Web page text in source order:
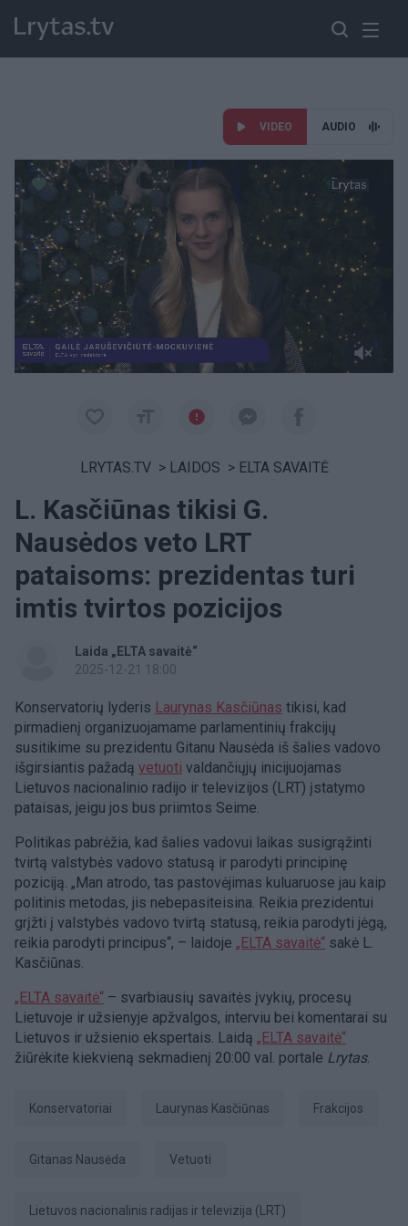
VIDEO AUDIO
Paremkite Ukrainą
LRYTAS.TV > LAIDOS > ELTA SAVAITĖ
L. Kasčiūnas tikisi G.
Nausėdos veto LRT
pataisoms: prezidentas turi
imtis tvirtos pozicijos
Laida „ELTA savaitė“
2025-12-21 18:00
Konservatorių lyderis Laurynas Kasčiūnas tikisi, kad
pirmadienį organizuojamame parlamentinių frakcijų
susitikime su prezidentu Gitanu Nausėda iš šalies vadovo
išgirsiantis pažadą vetuoti valdančiųjų inicijuojamas
Lietuvos nacionalinio radijo ir televizijos (LRT) įstatymo
pataisas, jeigu jos bus priimtos Seime.
Politikas pabrėžia, kad šalies vadovui laikas susigrąžinti
tvirtą valstybės vadovo statusą ir parodyti principinę
poziciją. „Man atrodo, tas pastovėjimas kuluaruose jau kaip
politinis metodas, jis nebepasiteisina. Reikia prezidentui
grįžti į valstybės vadovo tvirtą statusą, reikia parodyti jėgą,
reikia parodyti principus“, – laidoje „ELTA savaitė“ sakė L.
Kasčiūnas.
„ELTA savaitė“ – svarbiausių savaitės įvykių, procesų
Lietuvoje ir užsienyje apžvalgos, interviu bei komentarai su
Lietuvos ir užsienio ekspertais. Laidą „ELTA savaitė“
žiūrėkite kiekvieną sekmadienį 20:00 val. portale Lrytas.
Konservatoriai Laurynas Kasčiūnas Frakcijos
Gitanas Nausėda vetuoti
Lietuvos nacionalinis radijas ir televizija (LRT)